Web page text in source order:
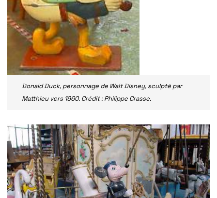
Donald Duck, personnage de Walt Disney, sculpté par
Matthieu vers 1960. Crédit : Philippe Crasse.